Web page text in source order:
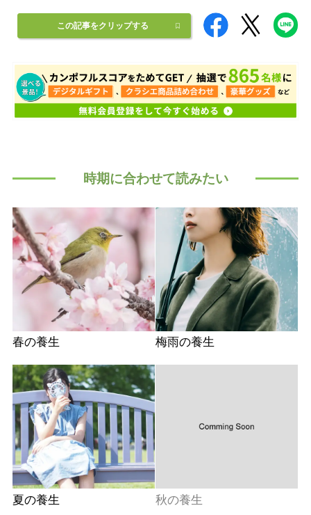
この記事をクリップする
時期に合わせて読みたい
春の養生 梅雨の養生
夏の養生 秋の養生